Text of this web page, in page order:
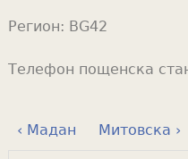
Регион: BG42
Телефон пощенска
‹ Мадан Митовска ›